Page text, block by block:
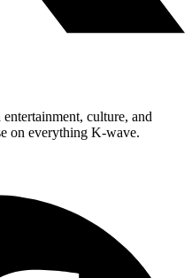
culture, and
on everything K-wave.